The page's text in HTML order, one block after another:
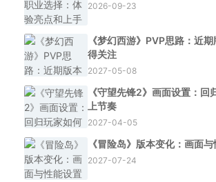
2026-09-23
《梦幻西游》PVP思路：近
得关注
2027-05-08
《守望先锋2》画面设置：回
上节奏
2027-04-05
《冒险岛》版本变化：画面
2027-07-24